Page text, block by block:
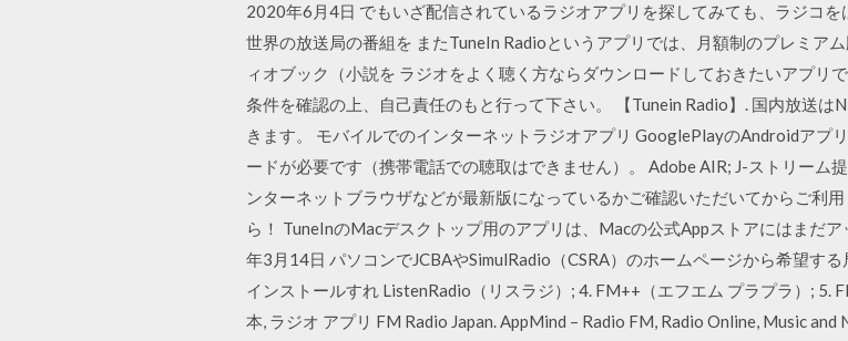
2020年6月4日 でもいざ配信されているラジオアプリを探してみても、ラジコ
世界の放送局の番組を またTuneIn Radioというアプリでは、月額制のプレミア
ィオブック（小説を ラジオをよく聴く方ならダウンロードしておきたいアプリ
条件を確認の上、自己責任のもと行って下さい。 【Tunein Radio】. 国内放送
きます。 モバイルでのインターネットラジオアプリ GooglePlayのAndroidアプ
ードが必要です（携帯電話での聴取はできません）。 Adobe AIR; J-ストリーム
ンターネットブラウザなどが最新版になっているかご確認いただいてからご利
ら！ TuneInのMacデスクトップ用のアプリは、Macの公式Appストアにはまだ
年3月14日 パソコンでJCBAやSimulRadio（CSRA）のホームページから希望す
インストールすれ ListenRadio（リスラジ）; 4. FM++（エフエム プラプラ）; 5.
本, ラジオ アプリ FM Radio Japan. AppMind – Radio FM, Radio Online, Music